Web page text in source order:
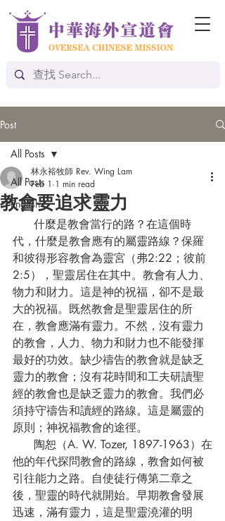
Post
All Posts
English
All Posts
教會要追求靈力
林永裕牧師 Rev. Wing Lam
Feb 1 1 min read
代，什麼是教會應有的屬靈路線？保羅
和彼得形容教會為靈宮（弗2:22；彼前
2:5），聖靈居住在其中。教會有人力、
物力和財力。這是神的祝福，卻不是最
大的祝福。既然教會是聖靈居住的所
在，教會應滿有靈力。不然，沒有靈力
的教會，人力、物力和財力也不能發揮
最好的功效。缺少禱告的教會就是缺乏
靈力的教會；沒有花時間和工夫研讀聖
經的教會也是缺乏靈力的教會。我們必
須持守禱告和讀經的路線。這是屬靈的
原則；神祝福教會的途徑。
他的年代探問教會的路線，教會如何被
引往能力之路。自使徒行傳第二章之
後，聖靈的時代就開始。早期教會發展
迅速，滿有靈力，這是聖靈澆灌的明